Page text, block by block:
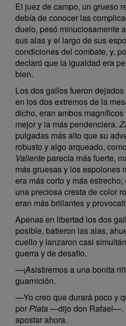
El juez de campo, un grueso
debía de conocer las
duelo, pesó minuciosamente
sus alas y el largo de sus
condiciones del combate, y,
declaró que la igualdad era
bien.
Los dos gallos fueron
en los dos extremos de la
dicho, eran ambos
mejor y la más pendenciera.
pulgadas más alto que su
robusto y algo arqueado,
Valiente parecía más fuerte,
más gruesas y los espolones
era más corto y más
una preciosa cresta de color
eran más brillantes y
Apenas en libertad los dos
posible, batieron las alas,
cuello y lanzaron casi
guerra y de desafío.
—¡Asistiremos a una bonita
guarnición.
—Yo creo que durará poco y
porPlata —dijo don Rafael—.
apostar ahora.